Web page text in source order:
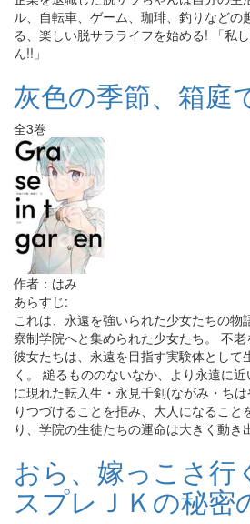
ル、自転車、ゲーム、珈琲、釣りなどの
る、楽しい脱サラライフを始める! 「私
ん!!」
灰色の季節、箱庭
全3巻
作者：はみ
あらすじ:
これは、永遠を強いられた少女たちの物
寮制学院へと集められた少女たち。 不
彼女たちは、永遠を目指す実験体として
く。 縋るもののないなか、より永遠に
に現れた転入生・永見千剣(ながみ・ち
りつづけることを拒み、大人になること
り、学院の生徒たちの運命は大きく動き
おら、嫁っこさ
スプレＪＫの秘密